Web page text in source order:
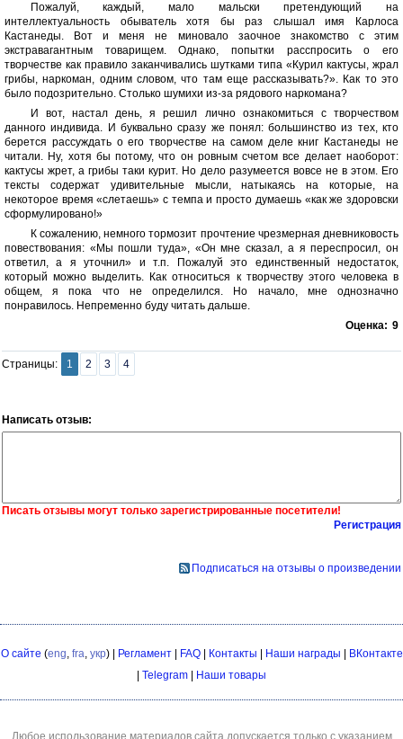
Пожалуй, каждый, мало мальски претендующий на
интеллектуальность обыватель хотя бы раз слышал имя Карлоса
Кастанеды. Вот и меня не миновало заочное знакомство с этим
экстравагантным товарищем. Однако, попытки расспросить о его
творчестве как правило заканчивались шутками типа «Курил кактусы, жрал
грибы, наркоман, одним словом, что там еще рассказывать?». Как то это
было подозрительно. Столько шумихи из-за рядового наркомана?
И вот, настал день, я решил лично ознакомиться с творчеством
данного индивида. И буквально сразу же понял: большинство из тех, кто
берется рассуждать о его творчестве на самом деле книг Кастанеды не
читали. Ну, хотя бы потому, что он ровным счетом все делает наоборот:
кактусы жрет, а грибы таки курит. Но дело разумеется вовсе не в этом. Его
тексты содержат удивительные мысли, натыкаясь на которые, на
некоторое время «слетаешь» с темпа и просто думаешь «как же здоровски
сформулировано!»
К сожалению, немного тормозит прочтение чрезмерная дневниковость
повествования: «Мы пошли туда», «Он мне сказал, а я переспросил, он
ответил, а я уточнил» и т.п. Пожалуй это единственный недостаток,
который можно выделить. Как относиться к творчеству этого человека в
общем, я пока что не определился. Но начало, мне однозначно
понравилось. Непременно буду читать дальше.
Оценка: 9
Страницы: 1 2 3 4
Написать отзыв:
Писать отзывы могут только зарегистрированные посетители!
Регистрация
Подписаться на отзывы о произведении
О сайте (eng, fra, укр) | Регламент| FAQ| Контакты Наши награды
ВКонтакте
Telegram Наши товары
Любое использование материалов сайта допускается только с указанием